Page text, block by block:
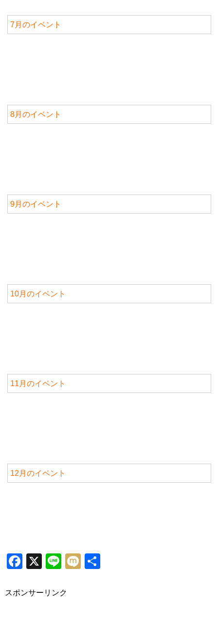
7月のイベント
8月のイベント
9月のイベント
10月のイベント
11月のイベント
12月のイベント
Facebook
X LineMixi
スポンサーリンク